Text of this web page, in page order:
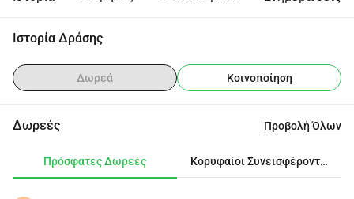
Ιστορία Δράσης
Δωρεά Κοινοποίηση
Δωρεές Προβολή Όλων
Πρόσφατες Δωρεές Κορυφαίοι Συνεισφέροντες